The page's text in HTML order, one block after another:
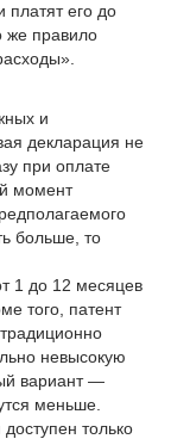
платят его до
же правило
и
декларация не
при оплате
момент
больше, то
1 до 12 месяцев
того, патент
невысокую
вариант —
меньше.
только